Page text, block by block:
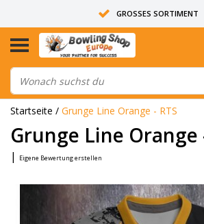
GROSSES SORTIMENT
14 TAGE RÜCKGABERECHT
ALLE BOWLINGKUGELN SIND
Startseite / Grunge Line Orange - RTS
Grunge Line Orange
| Eigene Bewertung erstellen